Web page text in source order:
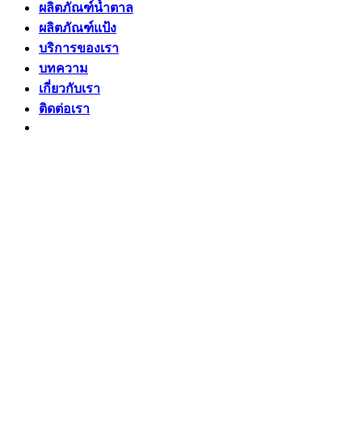
ผลิตภัณฑ์น้ำตาล
ผลิตภัณฑ์แป้ง
บริการของเรา
บทความ
เกี่ยวกับเรา
ติดต่อเรา